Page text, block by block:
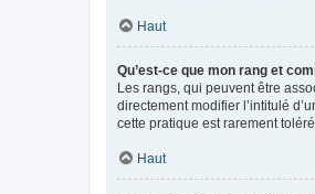
Haut
Qu’est-ce que mon rang et
Les rangs, qui peuvent être
directement modifier l’intitulé
cette pratique est rarement
Haut